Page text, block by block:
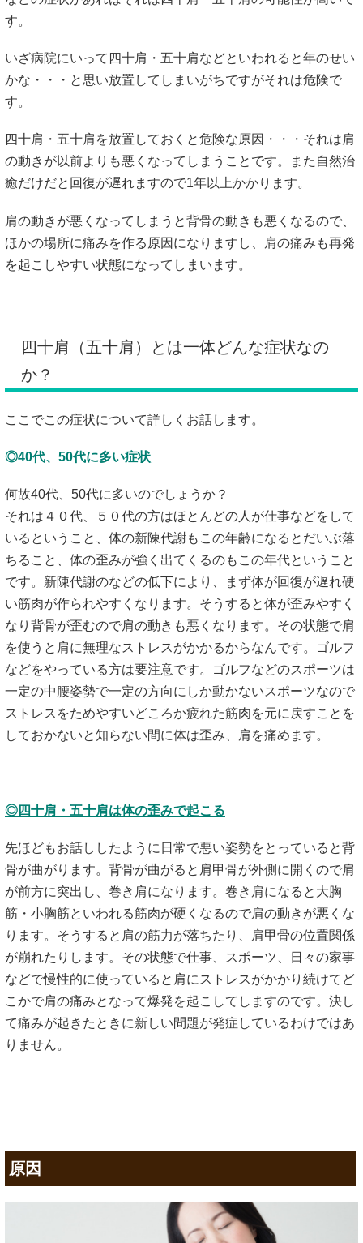
す。
いざ病院にいって四十肩・五十肩などといわれると年のせい
かな・・・と思い放置してしまいがちですがそれは危険で
す。
四十肩・五十肩を放置しておくと危険な原因・・・それは肩
の動きが以前よりも悪くなってしまうことです。また自然治
癒だけだと回復が遅れますので1年以上かかります。
肩の動きが悪くなってしまうと背骨の動きも悪くなるので、
ほかの場所に痛みを作る原因になりますし、肩の痛みも再発
を起こしやすい状態になってしまいます。
四十肩（五十肩）とは一体どんな症状なの
か？
ここでこの症状について詳しくお話します。
◎40代、50代に多い症状
何故40代、50代に多いのでしょうか？
それは４０代、５０代の方はほとんどの人が仕事などをして
いるということ、体の新陳代謝もこの年齢になるとだいぶ落
ちること、体の歪みが強く出てくるのもこの年代ということ
です。新陳代謝のなどの低下により、まず体が回復が遅れ硬
い筋肉が作られやすくなります。そうすると体が歪みやすく
なり背骨が歪むので肩の動きも悪くなります。その状態で肩
を使うと肩に無理なストレスがかかるからなんです。ゴルフ
などをやっている方は要注意です。ゴルフなどのスポーツは
一定の中腰姿勢で一定の方向にしか動かないスポーツなので
ストレスをためやすいどころか疲れた筋肉を元に戻すことを
しておかないと知らない間に体は歪み、肩を痛めます。
◎四十肩・五十肩は体の歪みで起こる
先ほどもお話ししたように日常で悪い姿勢をとっていると背
骨が曲がります。背骨が曲がると肩甲骨が外側に開くので肩
が前方に突出し、巻き肩になります。巻き肩になると大胸
筋・小胸筋といわれる筋肉が硬くなるので肩の動きが悪くな
ります。そうすると肩の筋力が落ちたり、肩甲骨の位置関係
が崩れたりします。その状態で仕事、スポーツ、日々の家事
などで慢性的に使っていると肩にストレスがかかり続けてど
こかで肩の痛みとなって爆発を起こしてしますのです。決し
て痛みが起きたときに新しい問題が発症しているわけではあ
りません。
原因